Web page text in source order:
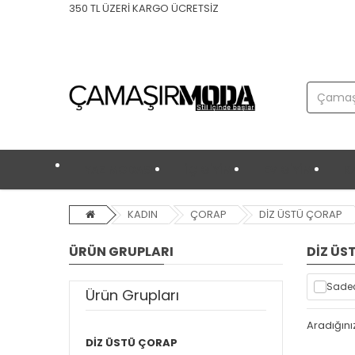
350 TL ÜZERİ KARGO ÜCRETSİZ
KADIN ÇORAP DİZ ÜSTÜ ÇORAP
ÜRÜN GRUPLARI
Ürün Grupları
DİZ ÜSTÜ ÇORAP
DİZ